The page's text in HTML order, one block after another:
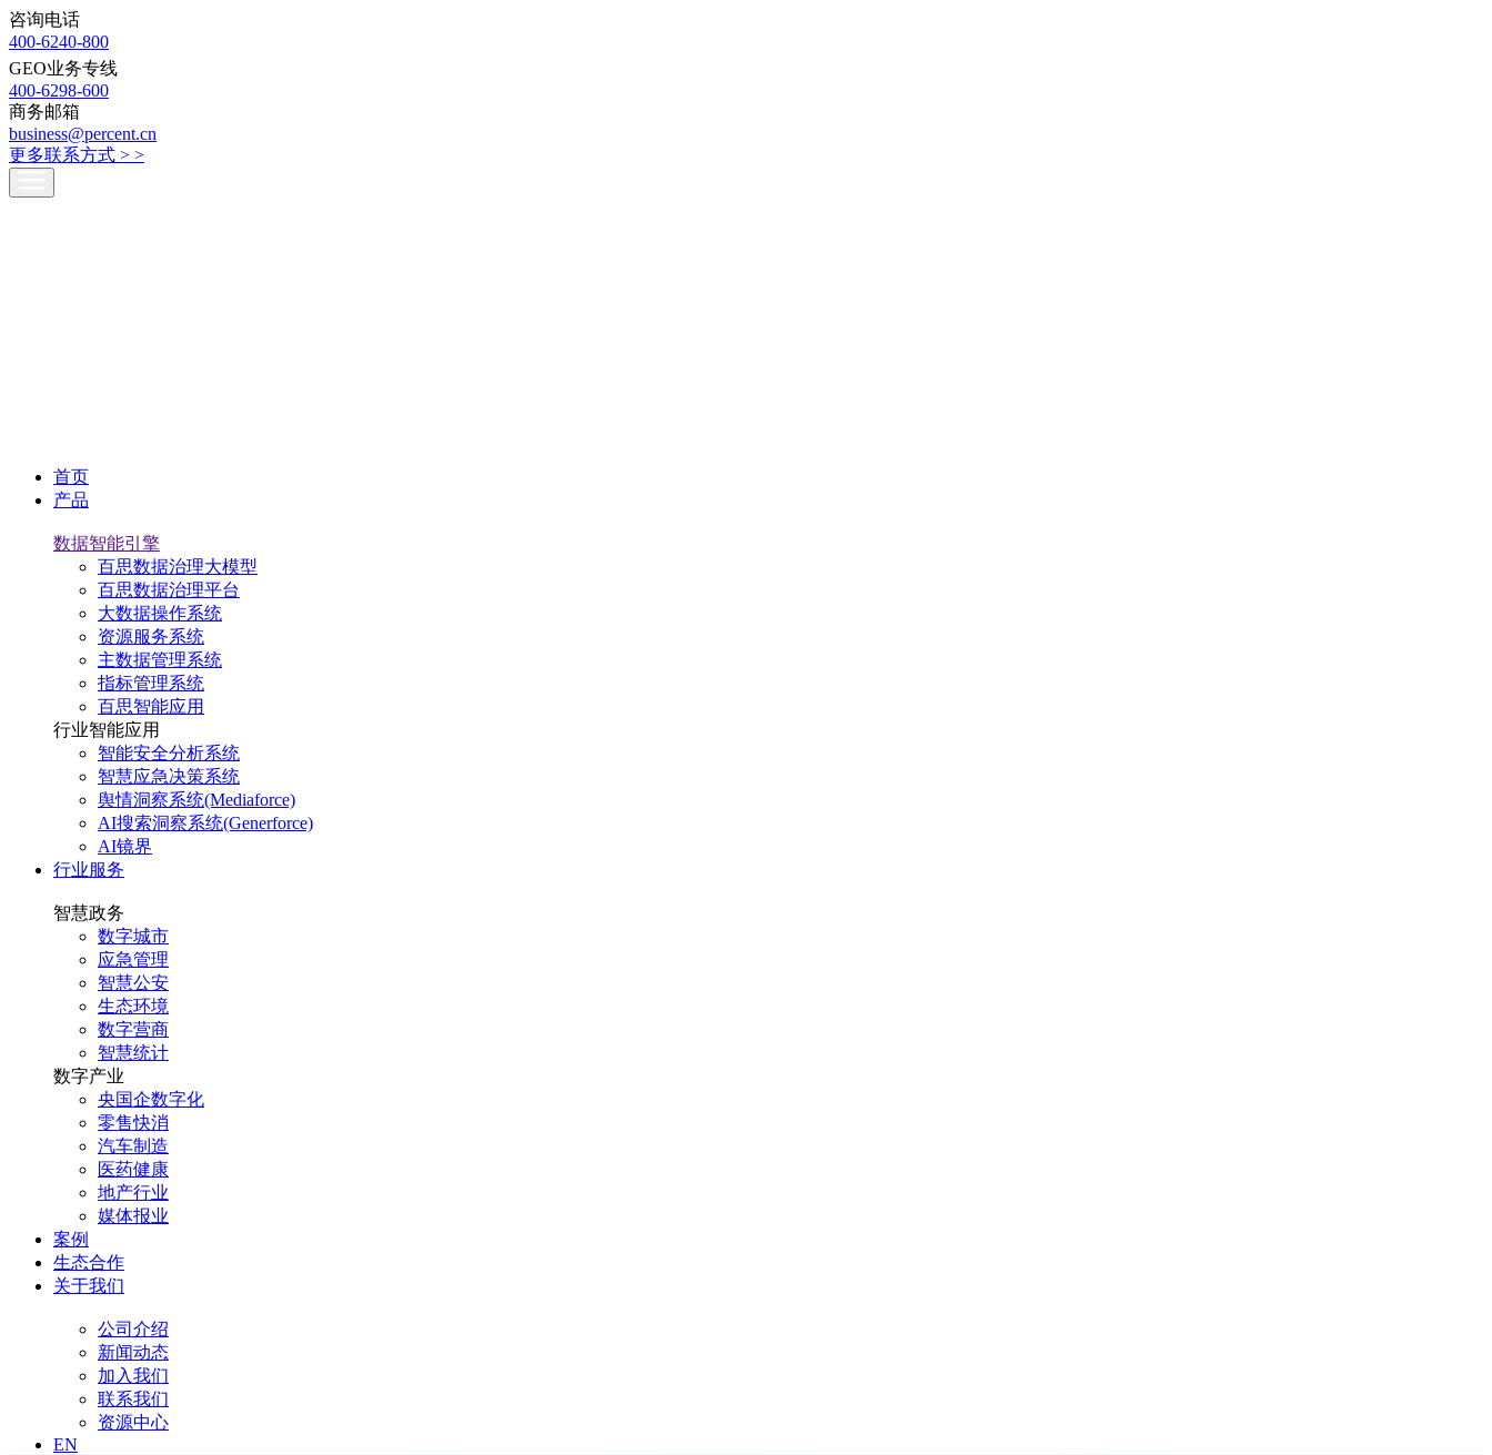
咨询电话
400-6240-800
GEO业务专线
400-6298-600
商务邮箱
business@percent.cn
更多联系方式 > >
首页
产品
数据智能引擎
百思数据治理大模型
百思数据治理平台
大数据操作系统
资源服务系统
主数据管理系统
指标管理系统
百思智能应用
行业智能应用
智能安全分析系统
智慧应急决策系统
舆情洞察系统(Mediaforce)
AI搜索洞察系统(Generforce)
AI镜界
行业服务
智慧政务
数字城市
应急管理
智慧公安
生态环境
数字营商
智慧统计
数字产业
央国企数字化
零售快消
汽车制造
医药健康
地产行业
媒体报业
案例
生态合作
关于我们
公司介绍
新闻动态
加入我们
联系我们
资源中心
EN